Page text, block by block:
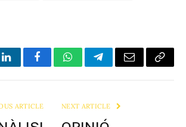
LinkedInFacebookWhatsAppTelegramEmail Copy
ARTICLE NEXT ARTICLE